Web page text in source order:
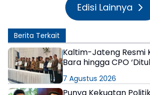
Edisi Lainnya
Berita Terkait
Kaltim-Jateng Resmi
Bara hingga CPO
7 Agustus 2026
Punya Kekuatan